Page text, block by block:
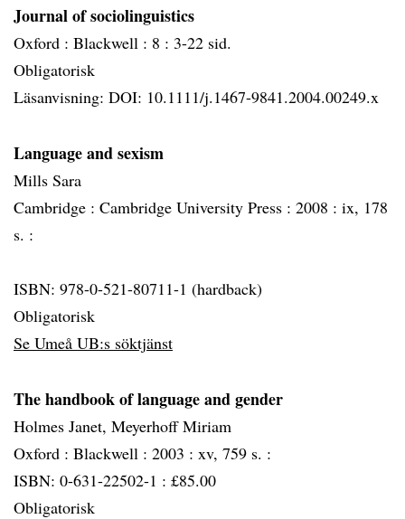
Journal of sociolinguistics
Oxford : Blackwell : 8 : 3-22 sid.
Obligatorisk
Läsanvisning: DOI: 10.1111/j.1467-9841.2004.00249.x
Language and sexism
Mills Sara
Cambridge : Cambridge University Press : 2008 : ix, 178
s. :
ISBN: 978-0-521-80711-1 (hardback)
Obligatorisk
Se Umeå UB:s söktjänst
The handbook of language and gender
Holmes Janet, Meyerhoff Miriam
Oxford : Blackwell : 2003 : xv, 759 s. :
ISBN: 0-631-22502-1 : £85.00
Obligatorisk